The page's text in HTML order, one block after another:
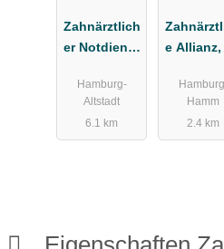
Zahnärztlich
er Notdienst
ärztliche
Vereinigung
Hamburg
Hamburg-
Altstadt
6.1 km
e Allianz,
Hamm
2.4 km